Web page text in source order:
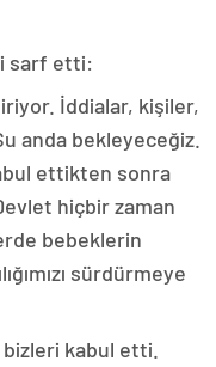
sarf etti:
İddialar, kişiler,
anda bekleyeceğiz.
ettikten sonra
hiçbir zaman
bebeklerin
sürdürmeye
bizleri kabul etti.